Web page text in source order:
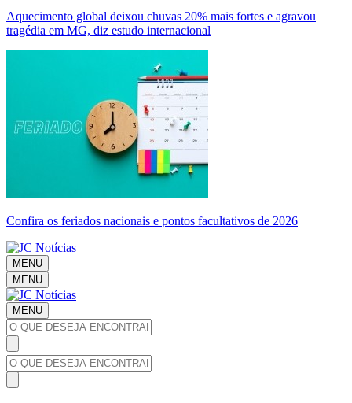
Aquecimento global deixou chuvas 20% mais fortes e agravou
tragédia em MG, diz estudo internacional
Confira os feriados nacionais e pontos facultativos de 2026
MENU
MENU
MENU